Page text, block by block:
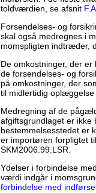
toldværdien, se afsnit
Forsendelses- og
skal også medregnes i
momspligten indtræder,
De omkostninger, der
de forsendelses- og
på omkostninger, der
til midlertidig oplæggelse
Medregning af de
afgiftsgrundlaget er ikke
bestemmelsesstedet er
er importøren forpligtet
SKM2006.99.LSR.
Ydelser i forbindelse
værdi indgår i
forbindelse med